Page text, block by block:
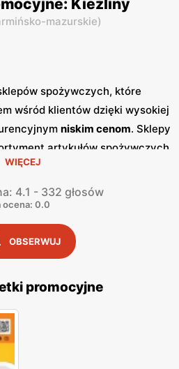
Kieźliny
mazurskie)
spożywczych, które
wśród klientów dzięki wysokiej
niskim cenom. Sklepy
artykułów spożywczych,
mięso, nabiał oraz
Wiele z oferowanych
dostawców, co
charakter sieci. Jednym z
marketingowej
promocyjne
one atrakcyjne oferty i
umożliwiając klientom
zakupów. Dzięki tym
bieżąco śledzić najnowsze
w sposób bardziej ekonomiczny.
WIĘCEJ
4.1 - 332 głosów
ocena: 0.0
OBSERWUJ
promocyjne